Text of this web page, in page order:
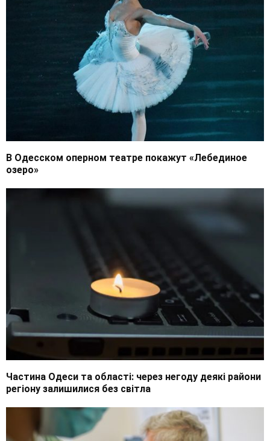
В Одесском оперном театре покажут «Лебединое
озеро»
Частина Одеси та області: через негоду деякі райони
регіону залишилися без світла